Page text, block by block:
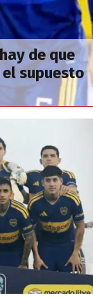
de que
el supuesto